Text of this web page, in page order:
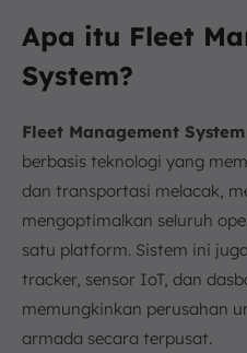
Apa itu Fleet
System?
Fleet Management System
berbasis teknologi yang
dan transportasi melacak,
mengoptimalkan seluruh
satu platform. Sistem ini
tracker, sensor IoT, dan
memungkinkan perusahan
armada secara terpusat.